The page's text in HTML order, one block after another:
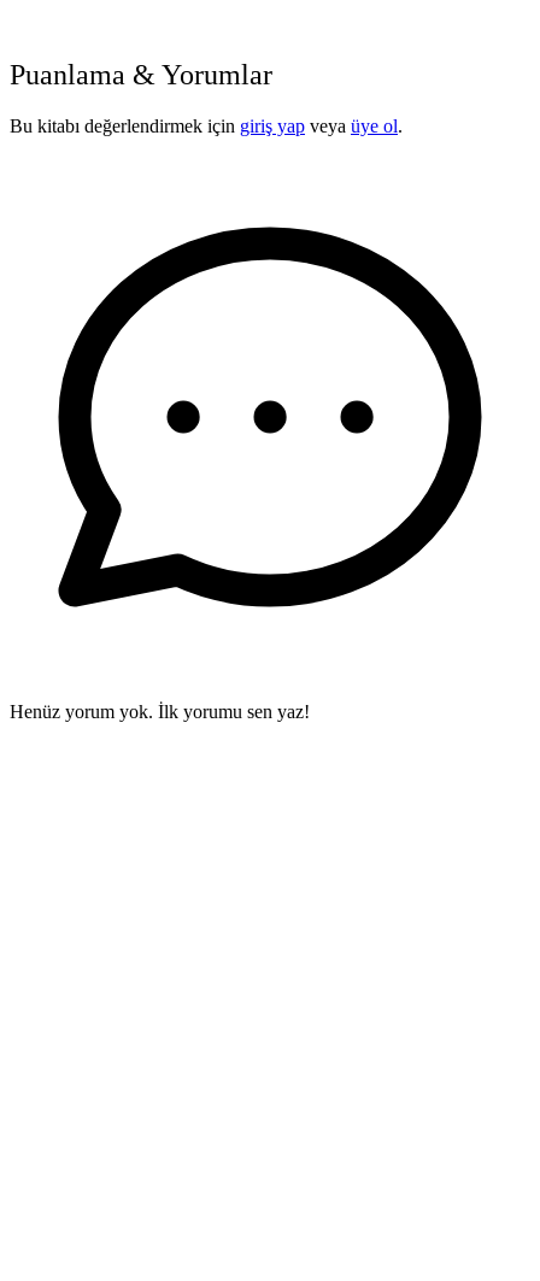
Puanlama & Yorumlar
Bu kitabı değerlendirmek için giriş yap veya üye ol.
Henüz yorum yok. İlk yorumu sen yaz!